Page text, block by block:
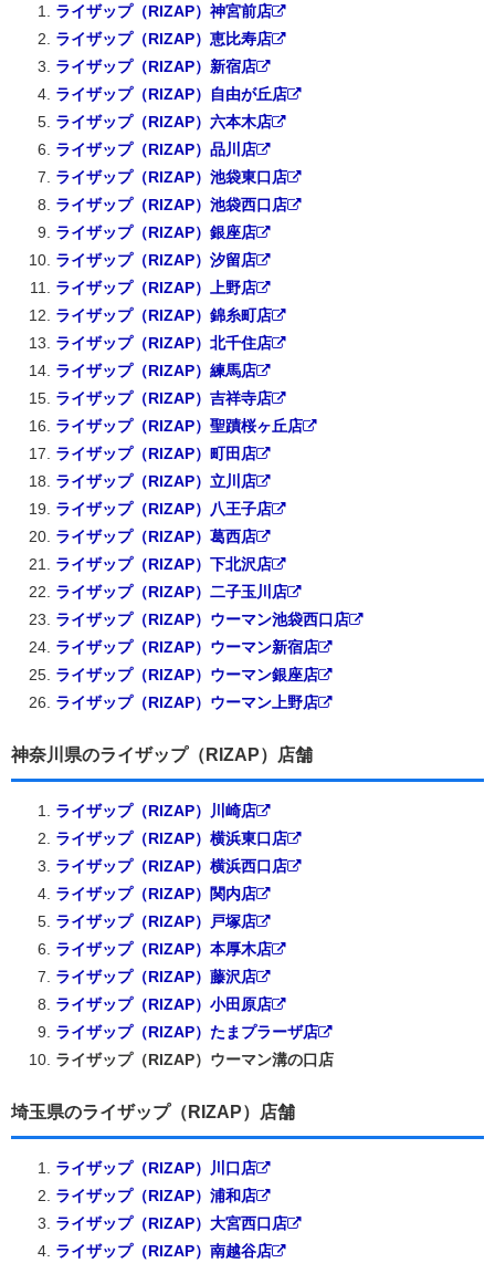
ライザップ（RIZAP）神宮前店
ライザップ（RIZAP）恵比寿店
ライザップ（RIZAP）新宿店
ライザップ（RIZAP）自由が丘店
ライザップ（RIZAP）六本木店
ライザップ（RIZAP）品川店
ライザップ（RIZAP）池袋東口店
ライザップ（RIZAP）池袋西口店
ライザップ（RIZAP）銀座店
ライザップ（RIZAP）汐留店
ライザップ（RIZAP）上野店
ライザップ（RIZAP）錦糸町店
ライザップ（RIZAP）北千住店
ライザップ（RIZAP）練馬店
ライザップ（RIZAP）吉祥寺店
ライザップ（RIZAP）聖蹟桜ヶ丘店
ライザップ（RIZAP）町田店
ライザップ（RIZAP）立川店
ライザップ（RIZAP）八王子店
ライザップ（RIZAP）葛西店
ライザップ（RIZAP）下北沢店
ライザップ（RIZAP）二子玉川店
ライザップ（RIZAP）ウーマン池袋西口店
ライザップ（RIZAP）ウーマン新宿店
ライザップ（RIZAP）ウーマン銀座店
ライザップ（RIZAP）ウーマン上野店
神奈川県のライザップ（RIZAP）店舗
ライザップ（RIZAP）川崎店
ライザップ（RIZAP）横浜東口店
ライザップ（RIZAP）横浜西口店
ライザップ（RIZAP）関内店
ライザップ（RIZAP）戸塚店
ライザップ（RIZAP）本厚木店
ライザップ（RIZAP）藤沢店
ライザップ（RIZAP）小田原店
ライザップ（RIZAP）たまプラーザ店
ライザップ（RIZAP）ウーマン溝の口店
埼玉県のライザップ（RIZAP）店舗
ライザップ（RIZAP）川口店
ライザップ（RIZAP）浦和店
ライザップ（RIZAP）大宮西口店
ライザップ（RIZAP）南越谷店